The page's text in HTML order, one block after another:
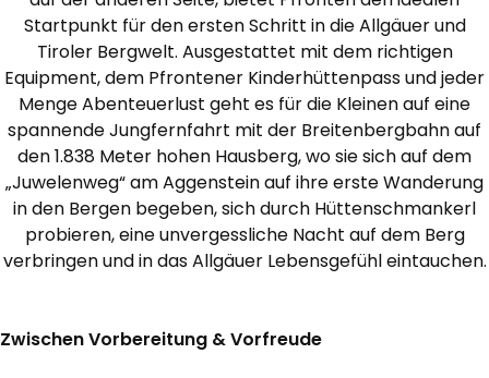
Startpunkt für den ersten Schritt in die Allgäuer und
Tiroler Bergwelt. Ausgestattet mit dem richtigen
Equipment, dem Pfrontener Kinderhüttenpass und jeder
Menge Abenteuerlust geht es für die Kleinen auf eine
spannende Jungfernfahrt mit der Breitenbergbahn auf
den 1.838 Meter hohen Hausberg, wo sie sich auf dem
„Juwelenweg“ am Aggenstein auf ihre erste Wanderung
in den Bergen begeben, sich durch Hüttenschmankerl
probieren, eine unvergessliche Nacht auf dem Berg
verbringen und in das Allgäuer Lebensgefühl eintauchen.
Zwischen Vorbereitung & Vorfreude